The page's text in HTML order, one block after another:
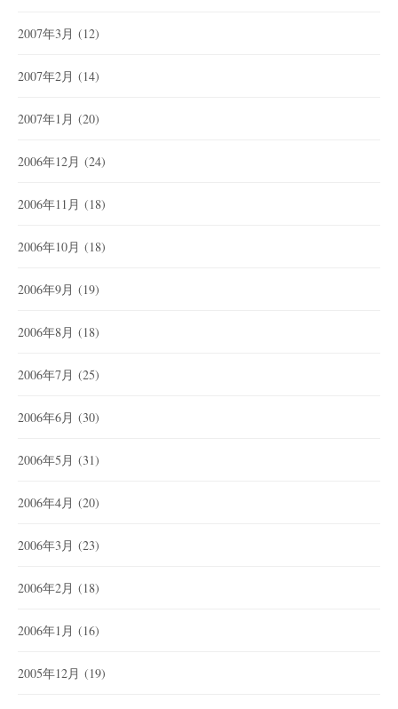
2007年3月 (12)
2007年2月 (14)
2007年1月 (20)
2006年12月 (24)
2006年11月 (18)
2006年10月 (18)
2006年9月 (19)
2006年8月 (18)
2006年7月 (25)
2006年6月 (30)
2006年5月 (31)
2006年4月 (20)
2006年3月 (23)
2006年2月 (18)
2006年1月 (16)
2005年12月 (19)